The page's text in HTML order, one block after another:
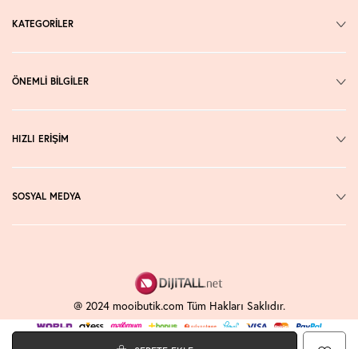
KATEGORİLER
ÖNEMLİ BİLGİLER
HIZLI ERİŞİM
SOSYAL MEDYA
@ 2024 mooibutik.com Tüm Hakları Saklıdır.